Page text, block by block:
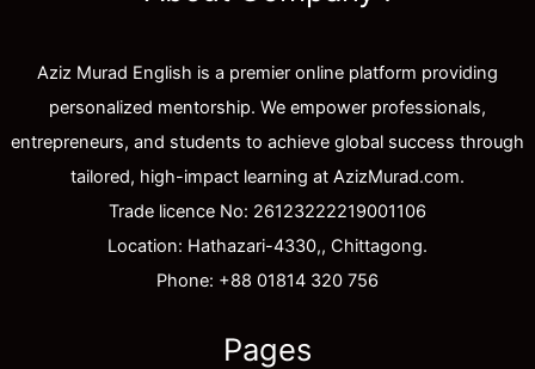
Aziz Murad English is a premier online platform providing
personalized mentorship. We empower professionals,
entrepreneurs, and students to achieve global success through
tailored, high-impact learning at AzizMurad.com.
Trade licence No: 26123222219001106
Location: Hathazari-4330,, Chittagong.
Phone: +88 01814 320 756
Pages